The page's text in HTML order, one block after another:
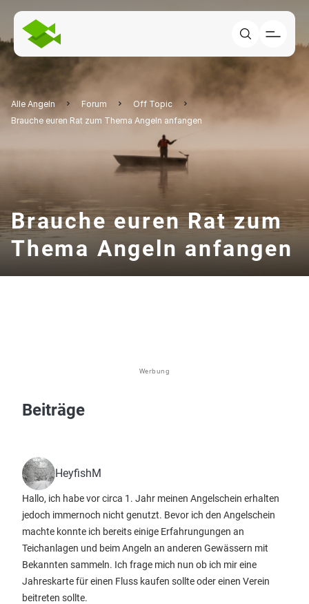
Alle Angeln Forum
Off Topic
Brauche euren Rat zum Thema Angeln anfangen
Brauche euren Rat zum
Thema Angeln anfangen
Werbung
Beiträge
HeyfishM
Hallo, ich habe vor circa 1. Jahr meinen Angelschein erhalten
jedoch immernoch nicht genutzt. Bevor ich den Angelschein
machte konnte ich bereits einige Erfahrungungen an
Teichanlagen und beim Angeln an anderen Gewässern mit
Bekannten sammeln. Ich frage mich nun ob ich mir eine
Jahreskarte für einen Fluss kaufen sollte oder einen Verein
beitreten sollte.